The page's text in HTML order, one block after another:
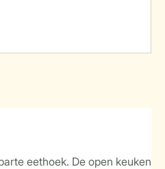
eethoek. De open keuken